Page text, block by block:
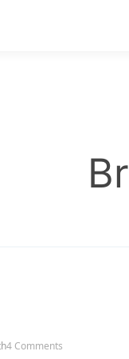
4 Comments